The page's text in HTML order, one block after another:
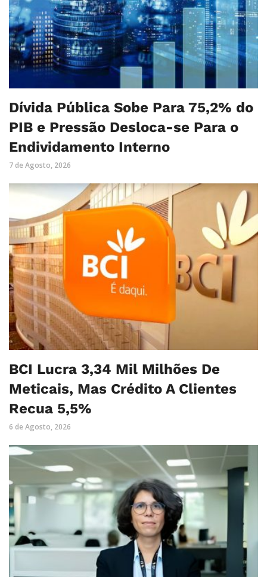
Dívida Pública Sobe Para 75,2% do
PIB e Pressão Desloca-se Para o
Endividamento Interno
7 de Agosto, 2026
BCI Lucra 3,34 Mil Milhões De
Meticais, Mas Crédito A Clientes
Recua 5,5%
6 de Agosto, 2026